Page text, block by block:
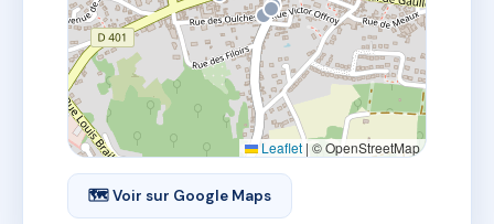
Leaflet | © OpenStreetMap
🗺 Voir sur Google Maps